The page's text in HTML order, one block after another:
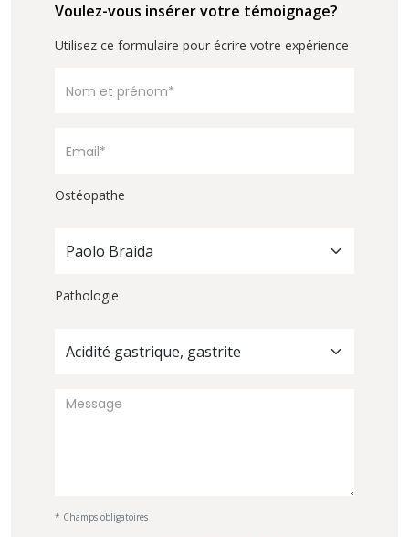
Voulez-vous insérer votre témoignage?
Utilisez ce formulaire pour écrire votre expérience
Ostéopathe
Paolo Braida
Pathologie
Acidité gastrique, gastrite
* Champs obligatoires